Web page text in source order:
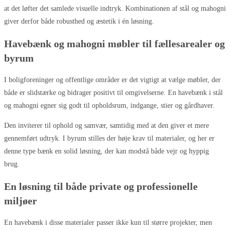
at det løfter det samlede visuelle indtryk. Kombinationen af stål og mahogni
giver derfor både robusthed og æstetik i én løsning.
Havebænk og mahogni møbler til fællesarealer og
byrum
I boligforeninger og offentlige områder er det vigtigt at vælge møbler, der
både er slidstærke og bidrager positivt til omgivelserne. En havebænk i stål
og mahogni egner sig godt til opholdsrum, indgange, stier og gårdhaver.
Den inviterer til ophold og samvær, samtidig med at den giver et mere
gennemført udtryk. I byrum stilles der høje krav til materialer, og her er
denne type bænk en solid løsning, der kan modstå både vejr og hyppig
brug.
En løsning til både private og professionelle
miljøer
En havebænk i disse materialer passer ikke kun til større projekter, men